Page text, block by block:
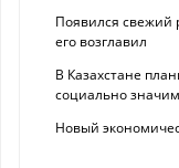
Появился свежий
его возглавил
В Казахстане
социально
Новый